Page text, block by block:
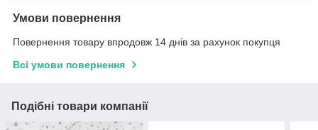
Умови повернення
Повернення товару впродовж 14 днів за рахунок покупця
Всі умови повернення
Подібні товари компанії